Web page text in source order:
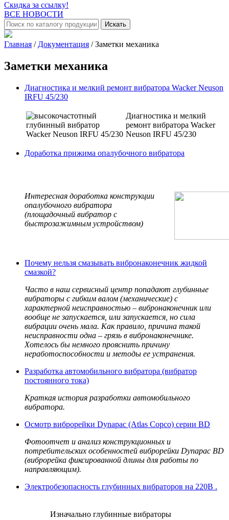
Скидка за ссылку!
ВСЕ НОВОСТИ
Искать
Главная / Документация / Заметки механика
Заметки механика
Диагностика и мелкий ремонт вибратора Wacker Neuson
IRFU 45/230
Диагностика и мелкий
ремонт вибратора Wacker
Neuson IRFU 45/230
Доработка прижима опалубочного вибратора
Интересная доработка конструкции
опалубочного вибратора
(площадочный вибратор с
быстрозажимным устройством)
Почему нельзя смазывать вибронаконечник жидкой
смазкой?
Часто в наш сервисный центр попадают глубинные
вибраторы с гибким валом (механические) с
характерной неисправностью – вибронаконечник или
вообще не запускается, или запускается, но сила
вибрации очень мала. Как правило, причина такой
неисправности одна – грязь в вибронаконечнике.
Хотелось бы немного прояснить причину
неработоспособности и методы ее устранения.
Разработка автомобильного вибратора (вибратор
постоянного тока)
Краткая история разработки автомобильного
вибратора.
Осмотр виброрейки Dynapac (Atlas Copco) серии BD
Фотоотчет и анализ конструкционных и
потребительских особенностей виброрейки Dynapac BD
(виброрейка фиксированной длины для работы по
направляющим).
Электробезопасность глубинных вибраторов на 220В .
Изначально глубинные вибраторы